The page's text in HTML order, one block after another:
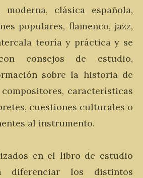
moderna, clásica española,
populares, flamenco, jazz,
teoría y práctica y se
consejos de estudio,
sobre la historia de
características
cuestiones culturales o
al instrumento.
en el libro de estudio
diferenciar los distintos